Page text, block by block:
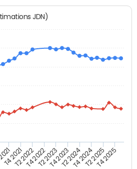
: estimations JDN)
T4 2021T2 2022T4 2022T2 2023T4 2023T2 2024T4 2024T2 2025T4 2025